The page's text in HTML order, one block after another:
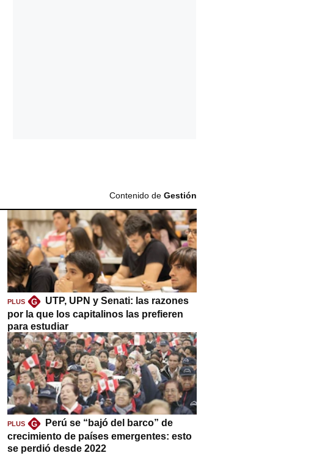
Contenido de Gestión
PLUS G
UTP, UPN y Senati: las razones
por la que los capitalinos las prefieren
para estudiar
PLUS G
Perú se “bajó del barco” de
crecimiento de países emergentes: esto
se perdió desde 2022